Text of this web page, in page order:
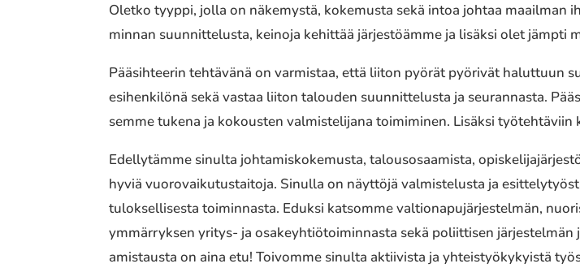
Oletko tyyppi, jolla on näke­mys­tä, kokemusta sekä intoa johtaa
min­nan suun­nit­te­lus­ta, keinoja kehit­tää järjes­töäm­me ja lisäksi olet jämpti
Pääsihteerin tehtä­vä­nä on varmis­taa, että liiton pyörät pyöri­vät halut­tuun
esihen­ki­lö­nä sekä vastaa liiton talou­den suun­nit­te­lus­ta ja seuran­nas­ta.
sem­me tukena ja kokous­ten valmis­te­li­ja­na toimi­mi­nen. Lisäksi
Edellytämme sinulta johta­mis­ko­ke­mus­ta, talous­osaa­mis­ta,
hyviä vuoro­vai­ku­tus­tai­to­ja. Sinulla on näyttöjä valmistelusta ja
tuloksellisesta toiminnasta. Eduksi katsomme valtionapujärjestelmän,
ymmärryksen yritys- ja osakeyhtiötoiminnasta sekä poliit­ti­sen
amistausta on aina etu! Toivomme sinulta aktii­vis­ta ja yhteis­työ­ky­kyis­tä